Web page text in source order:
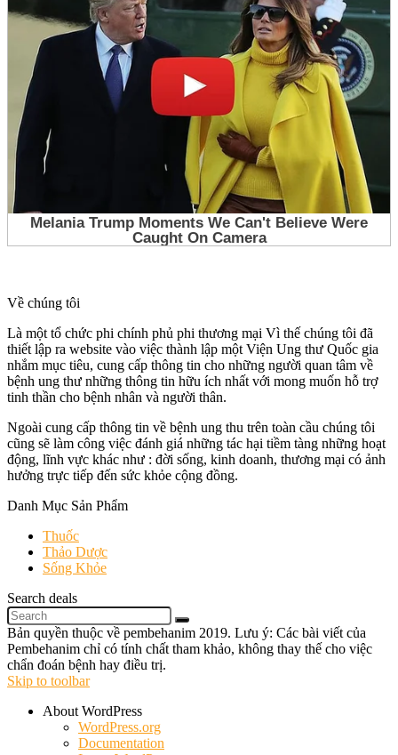
Về chúng tôi
Là một tổ chức phi chính phủ phi thương mại Vì thế chúng tôi đã
thiết lập ra website vào việc thành lập một Viện Ung thư Quốc gia
nhắm mục tiêu, cung cấp thông tin cho những người quan tâm về
bệnh ung thư những thông tin hữu ích nhất với mong muốn hỗ trợ
tinh thần cho bệnh nhân và người thân.
Ngoài cung cấp thông tin về bệnh ung thu trên toàn cầu chúng tôi
cũng sẽ làm công việc đánh giá những tác hại tiềm tàng những hoạt
động, lĩnh vực khác như : đời sống, kinh doanh, thương mại có ảnh
hưởng trực tiếp đến sức khỏe cộng đồng.
Danh Mục Sản Phẩm
Thuốc
Thảo Dược
Sống Khỏe
Search deals
Bản quyền thuộc về pembehanim 2019. Lưu ý: Các bài viết của
Pembehanim chỉ có tính chất tham khảo, không thay thế cho việc
chẩn đoán bệnh hay điều trị.
Skip to toolbar
About WordPress
WordPress.org
Documentation